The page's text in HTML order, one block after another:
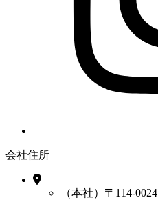
会社住所
（本社）〒114-0024